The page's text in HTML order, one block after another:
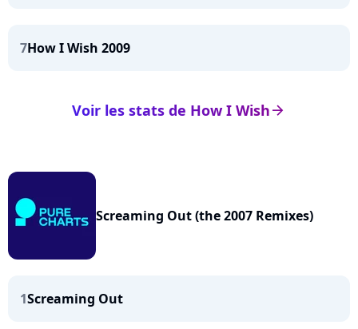
7How I Wish 2009
arrow_right
Voir les stats de How I Wish
Screaming Out (the 2007 Remixes)
1Screaming Out